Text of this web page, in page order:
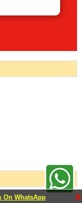
On WhatsApp X